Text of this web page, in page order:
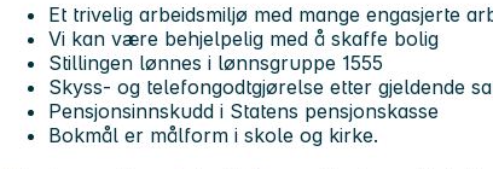
Et trivelig arbeidsmiljø med mange engasjerte
Vi kan være behjelpelig med å skaffe bolig
Stillingen lønnes i lønnsgruppe 1555
Skyss- og telefongodtgjørelse etter gjeldende
Pensjonsinnskudd i Statens pensjonskasse
Bokmål er målform i skole og kirke.